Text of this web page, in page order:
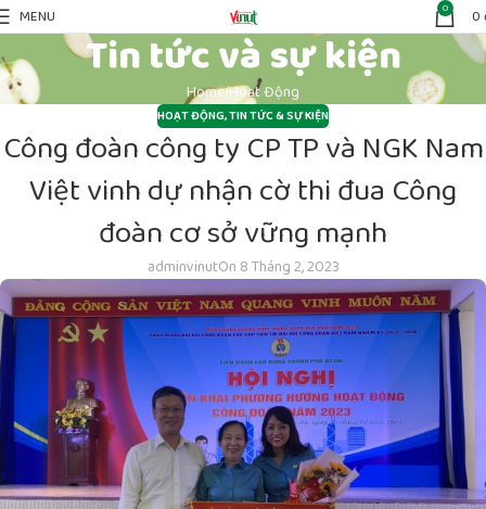
MENU 0 0
Tin tức và sự kiện
HomeHoạt Động
HOẠT ĐỘNG,TIN TỨC & SỰ KIỆN
Công đoàn công ty CP TP và NGK Nam
Việt vinh dự nhận cờ thi đua Công
đoàn cơ sở vững mạnh
adminvinutOn 8 Tháng 2, 2023